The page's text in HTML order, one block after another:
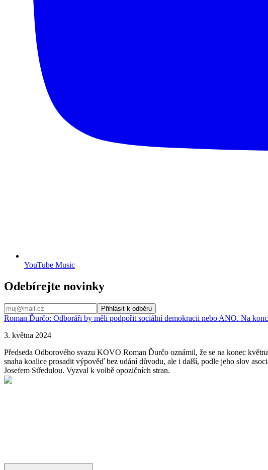
YouTube Music
Odebírejte novinky
Přihlásit k odběru
Roman Ďurčo: Odboráři by měli podpořit sociální demokracii nebo ANO. Na
3. května 2024
Předseda Odborového svazu KOVO Roman Ďurčo oznámil, že se na konec
snaha koalice prosadit výpověď bez udání důvodu, ale i další, podle jeho slov
Josefem Středulou. Vyzval k volbě opozičních stran.